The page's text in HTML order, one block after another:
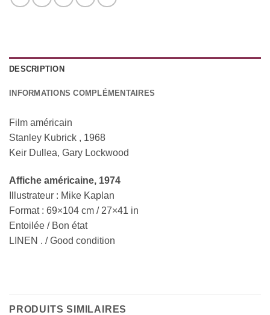
DESCRIPTION
INFORMATIONS COMPLÉMENTAIRES
Film américain
Stanley Kubrick , 1968
Keir Dullea, Gary Lockwood
Affiche américaine, 1974
Illustrateur : Mike Kaplan
Format : 69×104 cm / 27×41 in
Entoilée / Bon état
LINEN . / Good condition
PRODUITS SIMILAIRES